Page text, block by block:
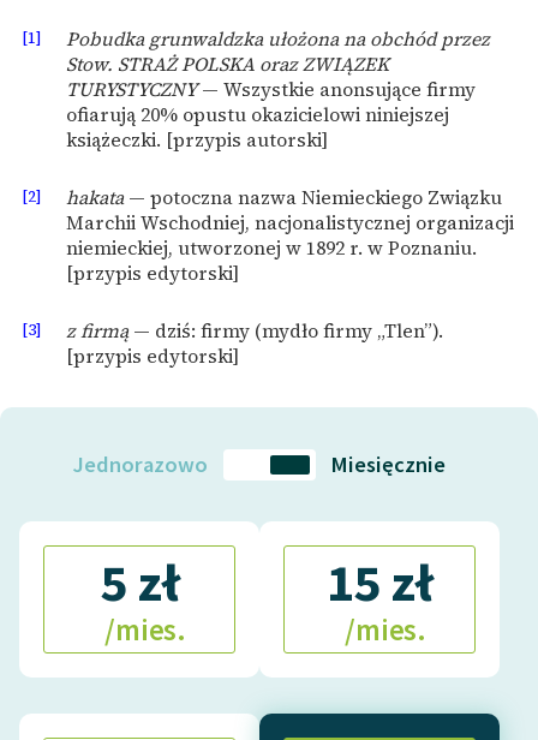
[1]
Pobudka grunwaldzka ułożona na obchód przez
Stow. STRAŻ POLSKA oraz ZWIĄZEK
TURYSTYCZNY— Wszystkie anonsujące firmy
ofiarują 20% opustu okazicielowi niniejszej
książeczki. [przypis autorski]
[2] hakata— potoczna nazwa Niemieckiego Związku
Marchii Wschodniej, nacjonalistycznej organizacji
niemieckiej, utworzonej w 1892 r. w Poznaniu.
[przypis edytorski]
[3] z firmą— dziś: firmy (mydło firmy „Tlen”).
[przypis edytorski]
Jednorazowo Miesięcznie
5 zł
/mies.
15 zł
/mies.